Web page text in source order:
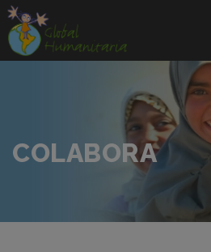
COLABORA